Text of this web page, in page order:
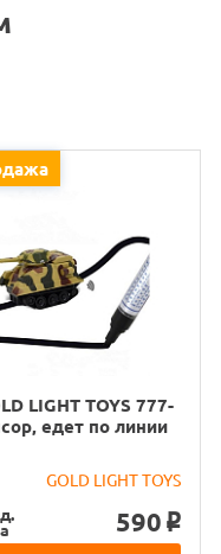
LIGHT TOYS 777-
едет по линии
GOLD LIGHT TOYS
590 o